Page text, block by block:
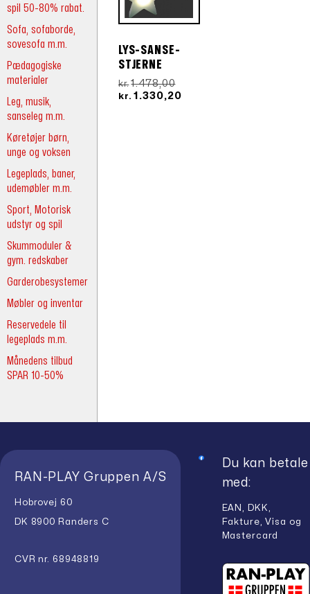
spil 50-80% rabat.
Sofa, sofaborde,
sovesofa m.m.
Pædagogiske
materialer
Leg, musik,
sanseleg m.m.
Køretøjer børn,
unge og voksen
Legeplads, baner,
udemøbler m.m.
Sport, Motorisk
udstyr og spil
Skummoduler &
gym. redskaber
Garderobesystemer
Møbler og inventar
Reservedele til
legeplads m.m.
Månedens tilbud
SPAR 10-50%
LYS-SANSE-
STJERNE
kr. 1.478,00Den
oprindelige
kr. 1.330,20Den
RAN-PLAY Gruppen A/S
Hobrovej 60
DK 8900 Randers C
CVR nr. 68948819
Du kan betale
med:
EAN, DKK,
Fakture, Visa og
Mastercard